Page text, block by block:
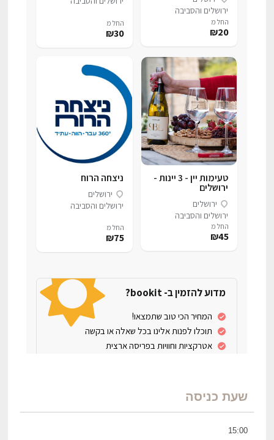
שעת כניסה
15:00